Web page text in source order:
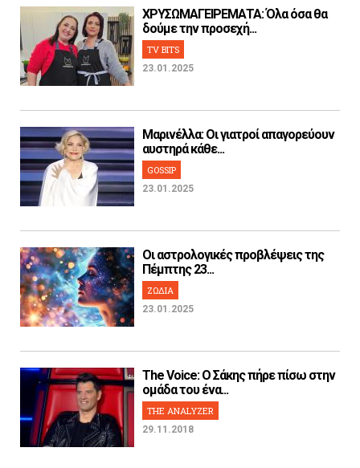
ΧΡΥΣΩΜΑΓΕΙΡΕΜΑΤΑ: Όλα όσα θα
δούμε την προσεχή...
TV BITS
23.01.2025
Μαρινέλλα: Οι γιατροί απαγορεύουν
αυστηρά κάθε...
GOSSIP
23.01.2025
Οι αστρολογικές προβλέψεις της
Πέμπτης 23...
ΖΩΔΙΑ
23.01.2025
The Voice: Ο Σάκης πήρε πίσω στην
ομάδα του ένα...
THE ANALYZER
29.11.2018